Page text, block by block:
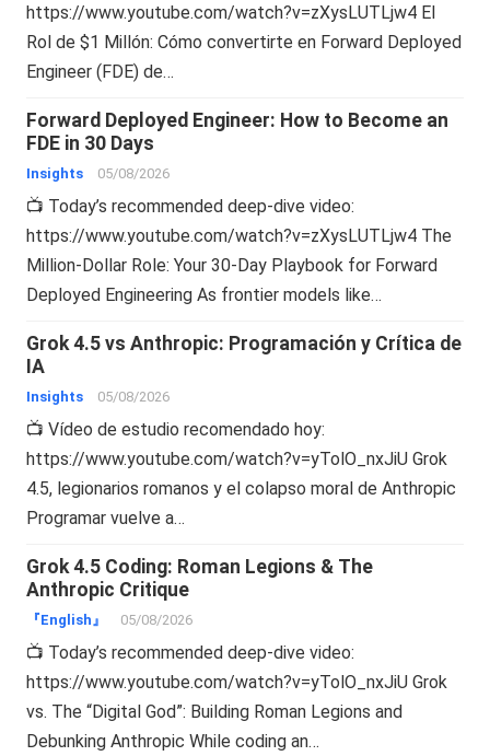
https://www.youtube.com/watch?v=zXysLUTLjw4 El
Rol de $1 Millón: Cómo convertirte en Forward Deployed
Engineer (FDE) de…
Forward Deployed Engineer: How to Become an
FDE in 30 Days
Insights 05/08/2026
📺 Today’s recommended deep-dive video:
https://www.youtube.com/watch?v=zXysLUTLjw4 The
Million-Dollar Role: Your 30-Day Playbook for Forward
Deployed Engineering As frontier models like…
Grok 4.5 vs Anthropic: Programación y Crítica de
IA
Insights 05/08/2026
📺 Vídeo de estudio recomendado hoy:
https://www.youtube.com/watch?v=yTolO_nxJiU Grok
4.5, legionarios romanos y el colapso moral de Anthropic
Programar vuelve a…
Grok 4.5 Coding: Roman Legions & The
Anthropic Critique
『English』 05/08/2026
📺 Today’s recommended deep-dive video:
https://www.youtube.com/watch?v=yTolO_nxJiU Grok
vs. The “Digital God”: Building Roman Legions and
Debunking Anthropic While coding an…